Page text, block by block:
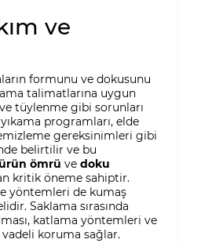
ve
formunu ve dokusunu
talimatlarına uygun
tüylenme gibi sorunları
programları, elde
gereksinimleri gibi
belirtilir ve bu
ürün ömrü ve doku
kritik öneme sahiptir.
yöntemleri de kumaş
Saklama sırasında
katlama yöntemleri ve
koruma sağlar.